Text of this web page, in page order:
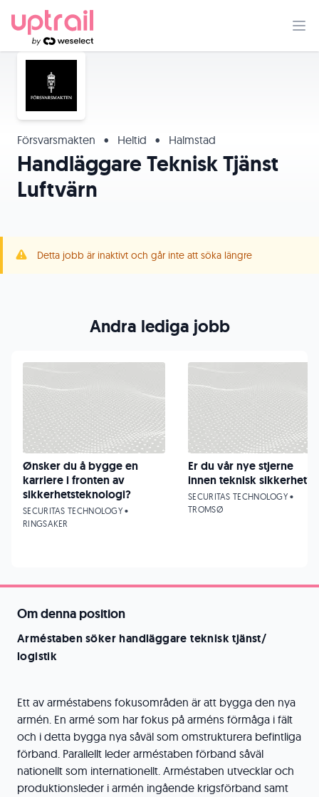
Försvarsmakten • Heltid • Halmstad
Handläggare Teknisk Tjänst
Luftvärn
Detta jobb är inaktivt och går inte att söka längre
Om denna position
Arméstabensöker handläggare teknisk tjänst/
logistik
Ett av arméstabens fokusområden är att bygga den nya
armén. En armé som har fokus på arméns förmåga i fält
och i detta bygga nya såväl som omstrukturera befintliga
förband. Parallellt leder arméstaben förband såväl
nationellt som internationellt. Arméstaben utvecklar och
produktionsleder i armén ingående krigsförband samt
Andra lediga jobb
Ønsker du å bygge en
karriere i fronten av
sikkerhetsteknologi?
SECURITAS TECHNOLOGY •
RINGSAKER
Er du vår nye stjerne
innen teknisk sikkerhet?
SECURITAS TECHNOLOGY •
TROMSØ